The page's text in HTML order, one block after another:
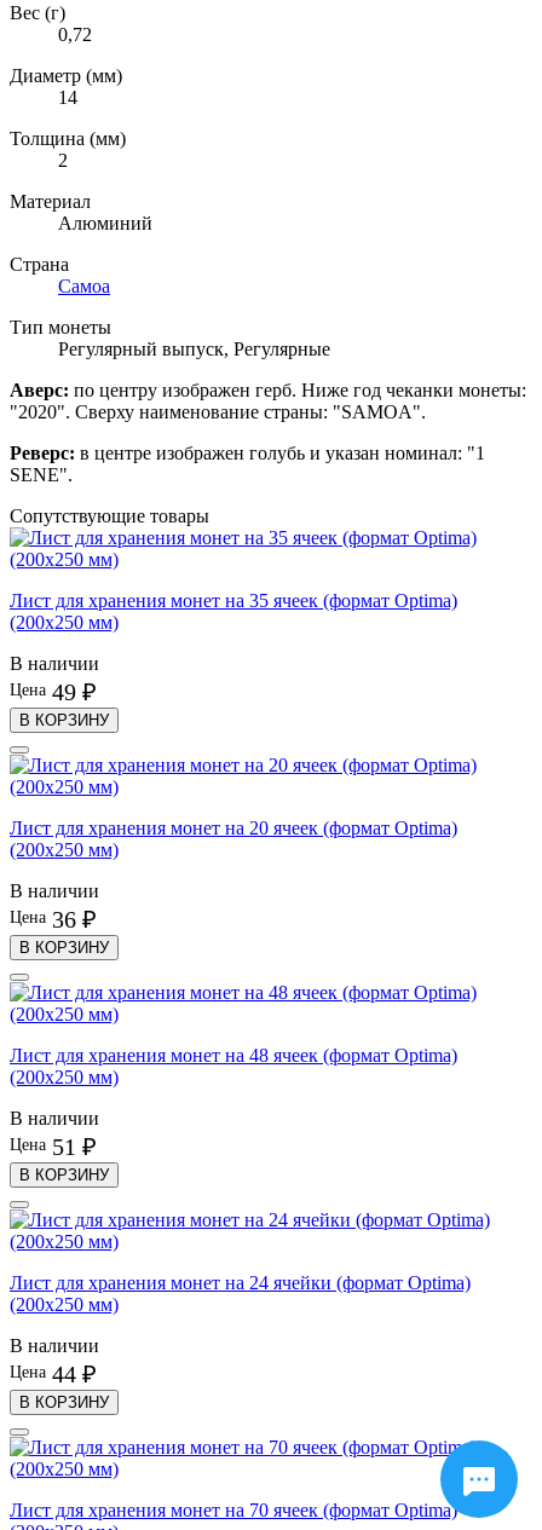
Вес (г)
0,72
Диаметр (мм)
14
Толщина (мм)
2
Материал
Алюминий
Страна
Самоа
Тип монеты
Регулярный выпуск, Регулярные
Аверс: по центру изображен герб. Ниже год чеканки монеты:
"2020". Сверху наименование страны: "SAMOA".
Реверс: в центре изображен голубь и указан номинал: "1
SENE".
Сопутствующие товары
Лист для хранения монет на 35 ячеек (формат Optima)
(200х250 мм)
В наличии
Цена 49 ₽
В КОРЗИНУ
Лист для хранения монет на 20 ячеек (формат Optima)
(200х250 мм)
В наличии
Цена 36 ₽
В КОРЗИНУ
Лист для хранения монет на 48 ячеек (формат Optima)
(200х250 мм)
В наличии
Цена 51 ₽
В КОРЗИНУ
Лист для хранения монет на 24 ячейки (формат Optima)
(200х250 мм)
В наличии
Цена 44 ₽
В КОРЗИНУ
Лист для хранения монет на 70 ячеек (формат Optima)